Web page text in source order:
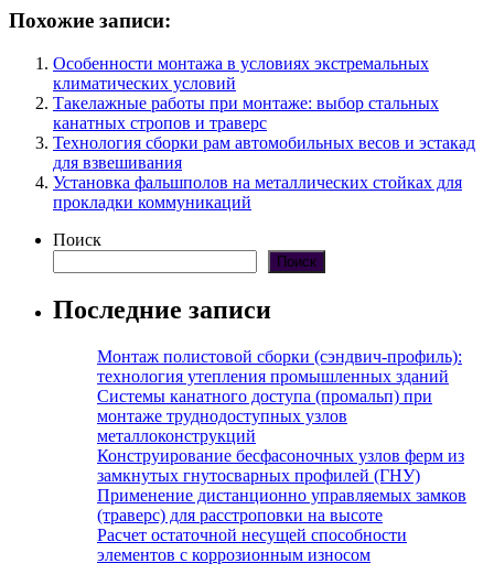
Похожие записи:
Особенности монтажа в условиях экстремальных
климатических условий
Такелажные работы при монтаже: выбор стальных
канатных стропов и траверс
Технология сборки рам автомобильных весов и эстакад
для взвешивания
Установка фальшполов на металлических стойках для
прокладки коммуникаций
Поиск
Поиск
Последние записи
Монтаж полистовой сборки (сэндвич-профиль):
технология утепления промышленных зданий
Системы канатного доступа (промальп) при
монтаже труднодоступных узлов
металлоконструкций
Конструирование бесфасоночных узлов ферм из
замкнутых гнутосварных профилей (ГНУ)
Применение дистанционно управляемых замков
(траверс) для расстроповки на высоте
Расчет остаточной несущей способности
элементов с коррозионным износом